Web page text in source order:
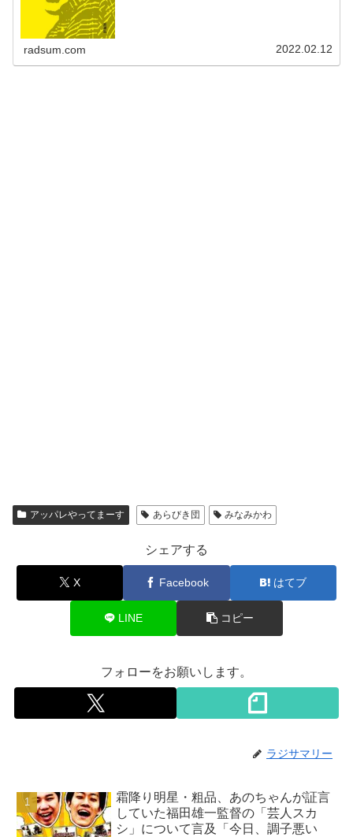
radsum.com 2022.02.12
アッパレやってまーす あらびき団 みなみかわ
シェアする
X Facebook はてブ
LINE コピー
フォローをお願いします。
ラジサマリー
霜降り明星・粗品、あのちゃんが証言
していた福田雄一監督の「芸人スカ
シ」について言及「今日、調子悪い